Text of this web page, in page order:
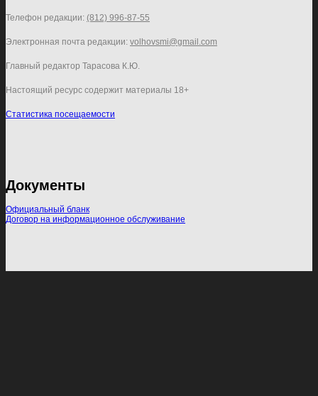
Телефон редакции: (812) 996-87-55
Электронная почта редакции: volhovsmi@gmail.com
Главный редактор Тарасова К.Ю.
Настоящий ресурс содержит материалы 18+
Статистика посещаемости
Документы
Официальный бланк
Договор на информационное обслуживание